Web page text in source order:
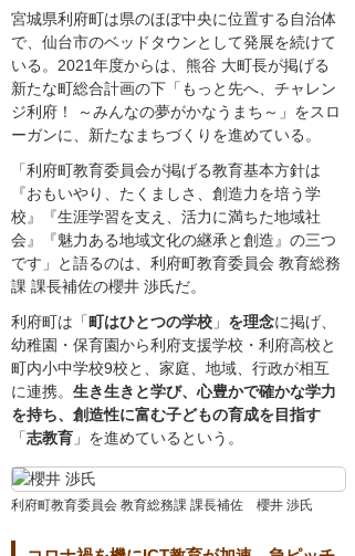
利府町教育委員会 教育総務課 課長補佐 櫻井 渉氏
宮城県利府町は県のほぼ中央に位置する自治体
で、仙台市のベッドタウンとして発展を続けて
いる。2021年度からは、熊谷 大町長が掲げる
新たな町総合計画の下「もっと先へ、チャレン
ジ利府！ ～みんなの夢がかなうまち～」をスロ
ーガンに、新たなまちづくりを進めている。
「利府町教育委員会が掲げる教育基本方針は
『おもいやり、たくましさ、創造力を培う学
校』『生涯学習を支え、活力に満ちた地域社
会』『魅力ある地域文化の継承と創造』の三つ
です」と語るのは、利府町教育委員会 教育総務
課 課長補佐の櫻井 渉氏だ。
利府町は「町はひとつの学校 」 を理念に掲げ、
幼稚園・保育園から利府支援学校・利府高校と
町内小中学校9校と、家庭、地域、行政が相互
に連携。 生き生きと学び、心豊かで確かな学力
を持ち、創造性に富む子どもの育成を目指す
「志教育 」を進めているという。